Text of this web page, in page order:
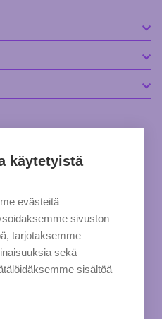
käytetyistä
evästeitä
sivuston
tarjotaksemme
sekä
sisältöä